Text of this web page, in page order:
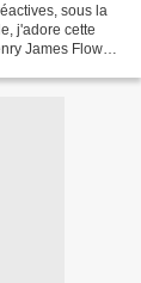
sous la
j'adore cette
James Flow